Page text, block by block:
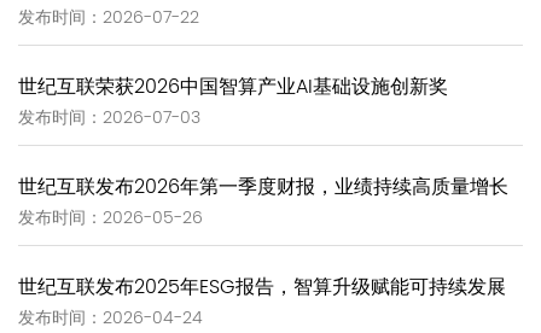
发布时间：2026-07-22
世纪互联荣获2026中国智算产业AI基础设施创新奖
发布时间：2026-07-03
世纪互联发布2026年第一季度财报，业绩持续高质量增长
发布时间：2026-05-26
世纪互联发布2025年ESG报告，智算升级赋能可持续发展
发布时间：2026-04-24